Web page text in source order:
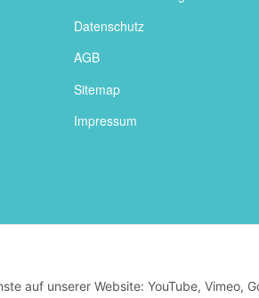
Datenschutz
AGB
Sitemap
Impressum
auf unserer Website: YouTube, Vimeo,